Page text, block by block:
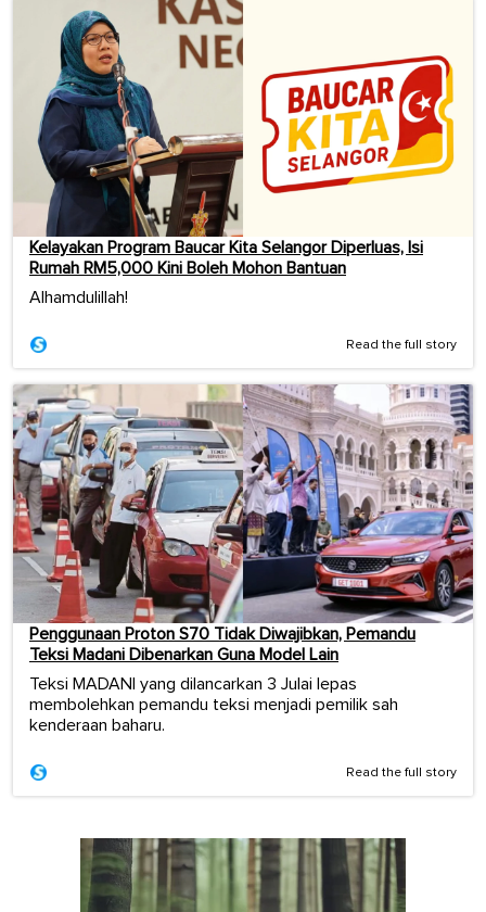
Kelayakan Program Baucar Kita Selangor Diperluas, Isi
Rumah RM5,000 Kini Boleh Mohon Bantuan
Alhamdulillah!
Read the full story
Penggunaan Proton S70 Tidak Diwajibkan, Pemandu
Teksi Madani Dibenarkan Guna Model Lain
Teksi MADANI yang dilancarkan 3 Julai lepas
membolehkan pemandu teksi menjadi pemilik sah
kenderaan baharu.
Read the full story